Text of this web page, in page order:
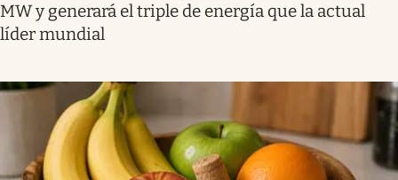
MW y generará el triple de energía que la actual
líder mundial